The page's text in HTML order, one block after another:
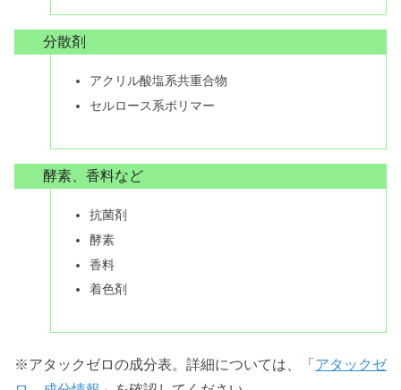
分散剤
アクリル酸塩系共重合物
セルロース系ポリマー
酵素、香料など
抗菌剤
酵素
香料
着色剤
※アタックゼロの成分表。詳細については、「 アタックゼ